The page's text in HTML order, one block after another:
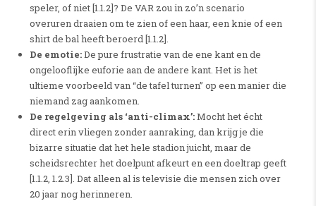
speler, of niet [1.1.2]? De VAR zou in zo’n scenario
overuren draaien om te zien of een haar, een knie of een
shirt de bal heeft beroerd [1.1.2].
De emotie:De pure frustratie van de ene kant en de
ongelooflijke euforie aan de andere kant. Het is het
ultieme voorbeeld van “de tafel turnen” op een manier die
niemand zag aankomen.
De regelgeving als ‘anti-climax’:Mocht het écht
direct erin vliegen zonder aanraking, dan krijg je die
bizarre situatie dat het hele stadion juicht, maar de
scheidsrechter het doelpunt afkeurt en een doeltrap geeft
[1.1.2, 1.2.3]. Dat alleen al is televisie die mensen zich over
20 jaar nog herinneren.